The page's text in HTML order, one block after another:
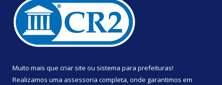
Muito mais que criar site ou sistema para prefeituras!
Realizamos uma assessoria completa, onde garantimos em